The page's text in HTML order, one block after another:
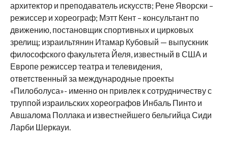
архитектор и преподаватель искусств; Рене Яворски –
режиссер и хореограф; Мэтт Кент – консультант по
движению, постановщик спортивных и цирковых
зрелищ; израильтянин Итамар Кубовый — выпускник
философского факультета Йеля, известный в США и
Европе режиссер театра и телевидения,
ответственный за международные проекты
«Пилоболуса»- именно он привлек к сотрудничеству с
труппой израильских хореографов Инбаль Пинто и
Авшалома Поллака и известнейшего бельгийца Сиди
Ларби Шеркауи.